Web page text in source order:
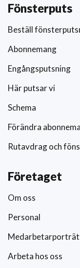
Fönsterputs
Beställ
Abonnemang
Engångsputsning
Här putsar vi
Schema
Förändra
Rutavdrag och
Företaget
Om oss
Personal
Arbeta hos oss